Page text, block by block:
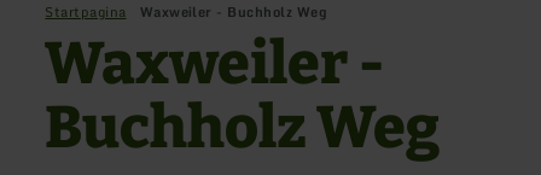
Startpagina Waxweiler - Buchholz Weg
Waxweiler -
Buchholz Weg